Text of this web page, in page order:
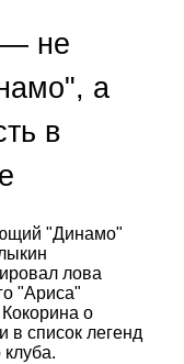
— не
а
в
"Динамо"
лова
"Ариса"
о
в список легенд
клуба.